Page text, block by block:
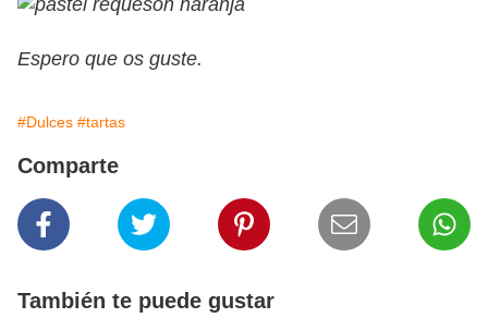
Espero que os guste.
#Dulces #tartas
Comparte
También te puede gustar